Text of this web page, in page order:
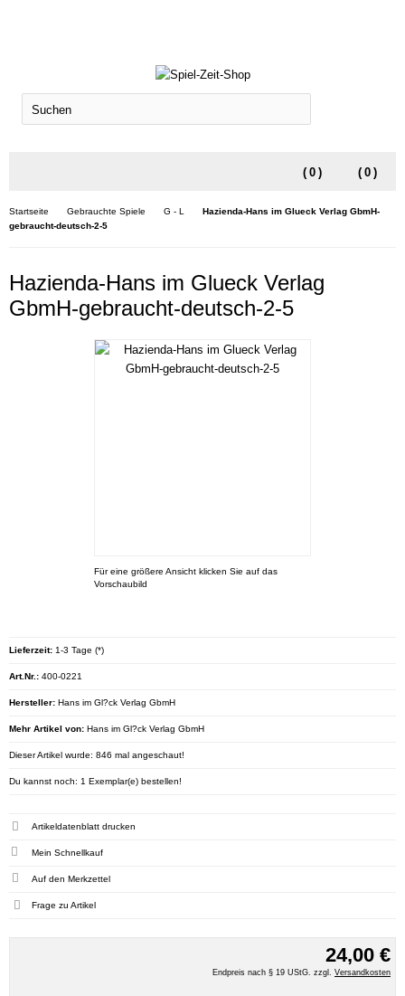
( 0 )
( 0 )
Startseite Gebrauchte Spiele G - L
Hazienda-Hans im Glueck Verlag GbmH-
gebraucht-deutsch-2-5
Hazienda-Hans im Glueck Verlag
GbmH-gebraucht-deutsch-2-5
Für eine größere Ansicht klicken Sie auf das
Vorschaubild
24,00 €
Endpreis nach § 19 UStG. zzgl. Versandkosten
Lieferzeit: 1-3 Tage (*)
Art.Nr.: 400-0221
Hersteller: Hans im Gl?ck Verlag GbmH
Mehr Artikel von: Hans im Gl?ck Verlag GbmH
Dieser Artikel wurde: 846 mal angeschaut!
Du kannst noch: 1 Exemplar(e) bestellen!
Artikeldatenblatt drucken
Mein Schnellkauf
Frage zu Artikel